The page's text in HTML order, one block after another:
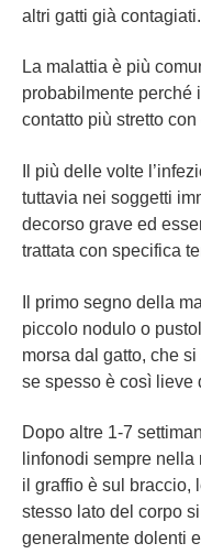
altri gatti già contagiati.
La malattia è più
probabilmente perché
contatto più stretto
Il più delle volte
tuttavia nei soggetti
decorso grave ed
trattata con specifica
Il primo segno della
piccolo nodulo o
morsa dal gatto, che
se spesso è così lieve
Dopo altre 1-7
linfonodi sempre
il graffio è sul braccio,
stesso lato del corpo
generalmente dolenti